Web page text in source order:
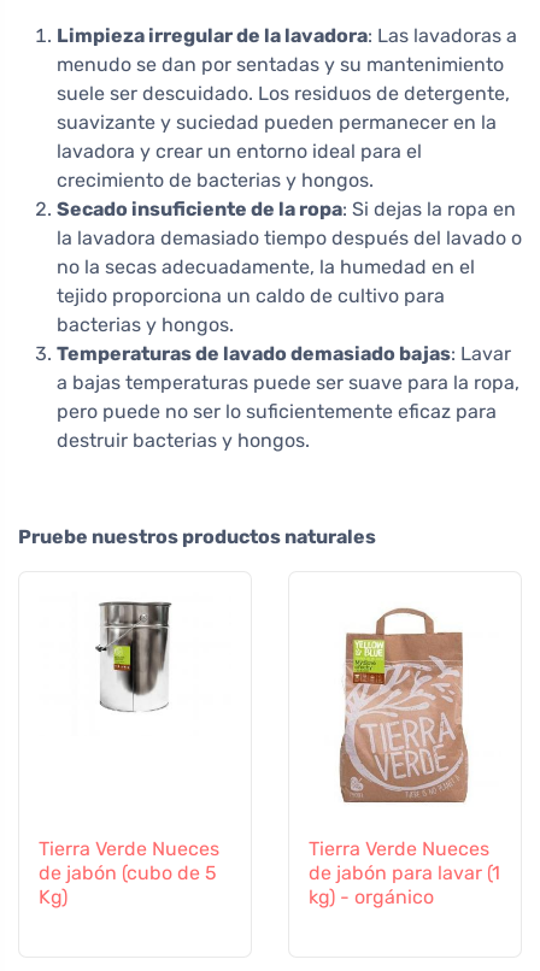
Limpieza irregular de la lavadora: Las lavadoras a
menudo se dan por sentadas y su mantenimiento
suele ser descuidado. Los residuos de detergente,
suavizante y suciedad pueden permanecer en la
lavadora y crear un entorno ideal para el
crecimiento de bacterias y hongos.
Secado insuficiente de la ropa: Si dejas la ropa en
la lavadora demasiado tiempo después del lavado o
no la secas adecuadamente, la humedad en el
tejido proporciona un caldo de cultivo para
bacterias y hongos.
Temperaturas de lavado demasiado bajas: Lavar
a bajas temperaturas puede ser suave para la ropa,
pero puede no ser lo suficientemente eficaz para
destruir bacterias y hongos.
Pruebe nuestros productos naturales
Tierra Verde Nueces
de jabón (cubo de 5
Kg)
Tierra Verde Nueces
de jabón para lavar (1
kg) - orgánico